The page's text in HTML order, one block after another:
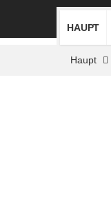
HAUPT
Haupt